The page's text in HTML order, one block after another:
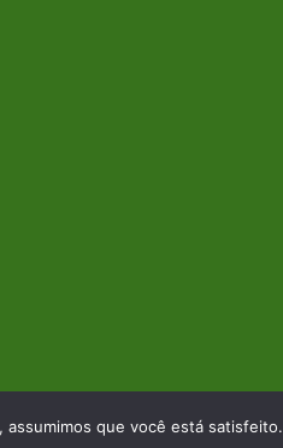
que você está satisfeito.